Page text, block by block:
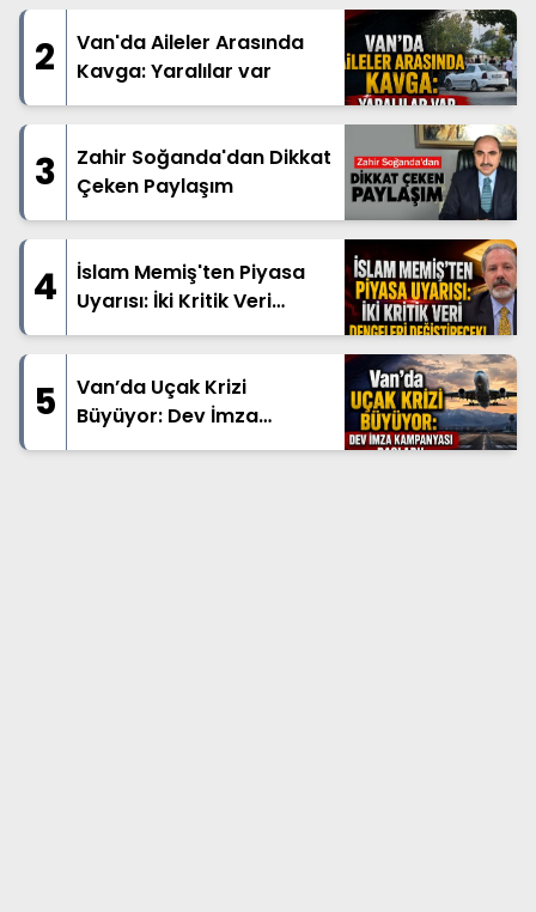
2
Van'da Aileler Arasında
Kavga: Yaralılar var
3
Zahir Soğanda'dan Dikkat
Çeken Paylaşım
4
İslam Memiş'ten Piyasa
Uyarısı: İki Kritik Veri
Dengeleri Değiştirecek!
5
Van’da Uçak Krizi
Büyüyor: Dev İmza
Kampanyası Başladı!